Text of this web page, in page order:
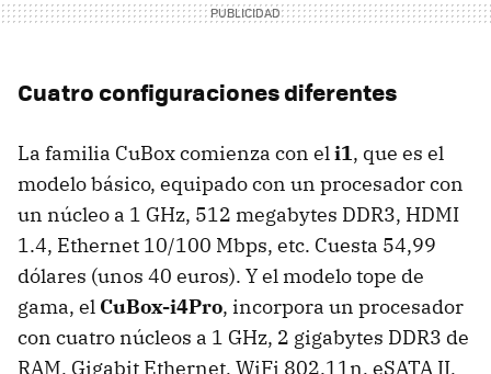
Cuatro configuraciones diferentes
La familia CuBox comienza con eli1, que es el
modelo básico, equipado con un procesador con
un núcleo a 1 GHz, 512 megabytes DDR3, HDMI
1.4, Ethernet 10/100 Mbps, etc. Cuesta 54,99
dólares (unos 40 euros). Y el modelo tope de
gama, el CuBox-i4Pro, incorpora un procesador
con cuatro núcleos a 1 GHz, 2 gigabytes DDR3 de
RAM, Gigabit Ethernet, WiFi 802.11n, eSATA II,